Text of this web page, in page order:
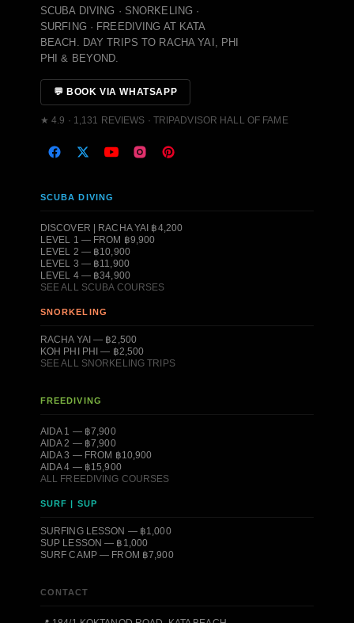
SCUBA DIVING · SNORKELING ·
SURFING · FREEDIVING AT KATA
BEACH. DAY TRIPS TO RACHA YAI, PHI
PHI & BEYOND.
💬 BOOK VIA WHATSAPP
★ 4.9 · 1,131 REVIEWS · TRIPADVISOR HALL OF FAME
SCUBA DIVING
DISCOVER | RACHA YAI ฿4,200
LEVEL 1 — FROM ฿9,900
LEVEL 2 — ฿10,900
LEVEL 3 — ฿11,900
LEVEL 4 — ฿34,900
SEE ALL SCUBA COURSES
SNORKELING
RACHA YAI — ฿2,500
KOH PHI PHI — ฿2,500
SEE ALL SNORKELING TRIPS
FREEDIVING
AIDA 1 — ฿7,900
AIDA 2 — ฿7,900
AIDA 3 — FROM ฿10,900
AIDA 4 — ฿15,900
ALL FREEDIVING COURSES
SURF | SUP
SURFING LESSON — ฿1,000
SUP LESSON — ฿1,000
SURF CAMP — FROM ฿7,900
CONTACT